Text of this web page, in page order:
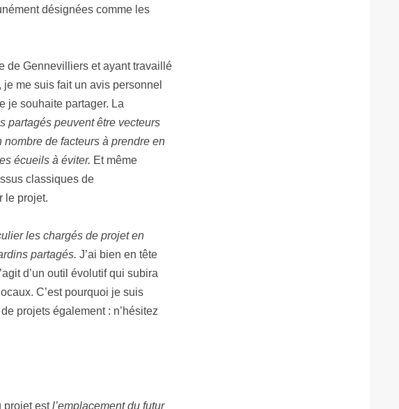
désignées comme les
de Gennevilliers et ayant travaillé
me suis fait un avis personnel
je souhaite partager. La
partagés peuvent être vecteurs
de facteurs à prendre en
écueils à éviter. Et même
classiques de
le projet.
les chargés de projet en
partagés. J’ai bien en tête
d’un outil évolutif qui subira
C’est pourquoi je suis
projets également : n’hésitez
projet estl’emplacement du futur